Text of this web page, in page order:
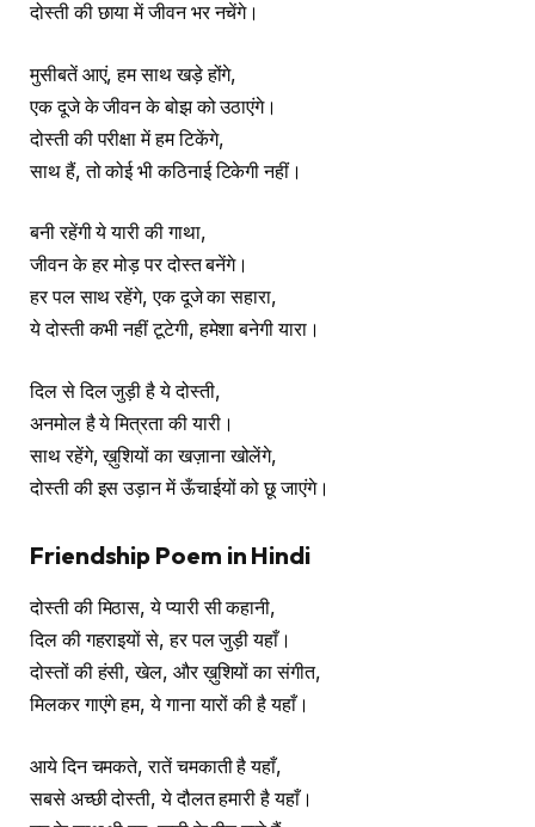
दोस्ती की छाया में जीवन भर नचेंगे।
मुसीबतें आएं, हम साथ खड़े होंगे,
एक दूजे के जीवन के बोझ को उठाएंगे।
दोस्ती की परीक्षा में हम टिकेंगे,
साथ हैं, तो कोई भी कठिनाई टिकेगी नहीं।
बनी रहेंगी ये यारी की गाथा,
जीवन के हर मोड़ पर दोस्त बनेंगे।
हर पल साथ रहेंगे, एक दूजे का सहारा,
ये दोस्ती कभी नहीं टूटेगी, हमेशा बनेगी यारा।
दिल से दिल जुड़ी है ये दोस्ती,
अनमोल है ये मित्रता की यारी।
साथ रहेंगे, ख़ुशियों का खज़ाना खोलेंगे,
दोस्ती की इस उड़ान में ऊँचाईयों को छू जाएंगे।
Friendship Poem in Hindi
दोस्ती की मिठास, ये प्यारी सी कहानी,
दिल की गहराइयों से, हर पल जुड़ी यहाँ।
दोस्तों की हंसी, खेल, और ख़ुशियों का संगीत,
मिलकर गाएंगे हम, ये गाना यारों की है यहाँ।
आये दिन चमकते, रातें चमकाती है यहाँ,
सबसे अच्छी दोस्ती, ये दौलत हमारी है यहाँ।